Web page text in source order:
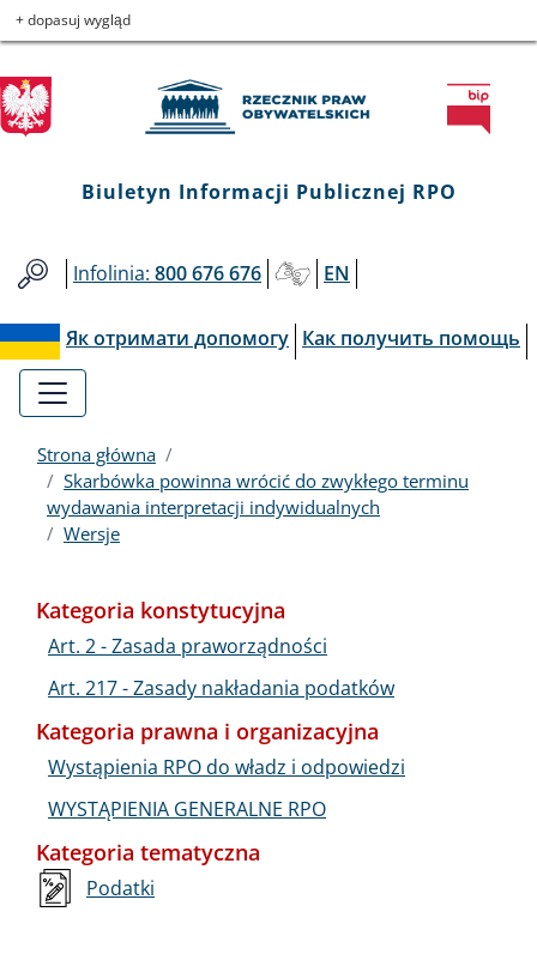
Przejdź
do
menu
głównego
Przejdź
do
treści
Przejdź
to
informacji
o
kontakcie
Przejdź
do
mapy
serwisu
Biuletyn
Informacji
Publicznej
RPO
+ dopasuj wygląd
Biuletyn Informacji Publicznej RPO
Infolinia: 800 676 676 EN
Як отримати допомогу Как получить помощь
Strona główna
Skarbówka powinna wrócić do zwykłego terminu
wydawania interpretacji indywidualnych
Wersje
Kategoria konstytucyjna
Art. 2 - Zasada praworządności
Art. 217 - Zasady nakładania podatków
Kategoria prawna i organizacyjna
Wystąpienia RPO do władz i odpowiedzi
WYSTĄPIENIA GENERALNE RPO
Kategoria tematyczna
Podatki